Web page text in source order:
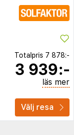
Totalpris 7 878:-
3 939:-
läs mer
Välj resa